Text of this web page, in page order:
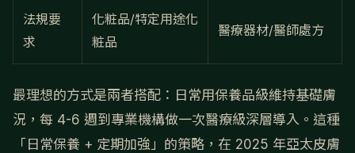
法規要
求
化粧品/特定用途化
粧品
醫療器材/醫師處方
最理想的方式是兩者搭配：日常用保養品級維持基礎膚
況，每 4-6 週到專業機構做一次醫療級深層導入。這種
「日常保養 + 定期加強」的策略，在 2025 年亞太皮膚